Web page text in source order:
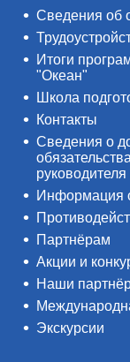
Сведения об
Итоги
"Океан"
Школа
Контакты
Сведения о
Информация
Партнёрам
Акции и
Наши
Экскурсии